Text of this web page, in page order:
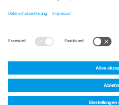
hinaus sind sie zu 100 Prozent am
www.pfeiffersche-stiftungen.de
ZERTIFIZIERUNG